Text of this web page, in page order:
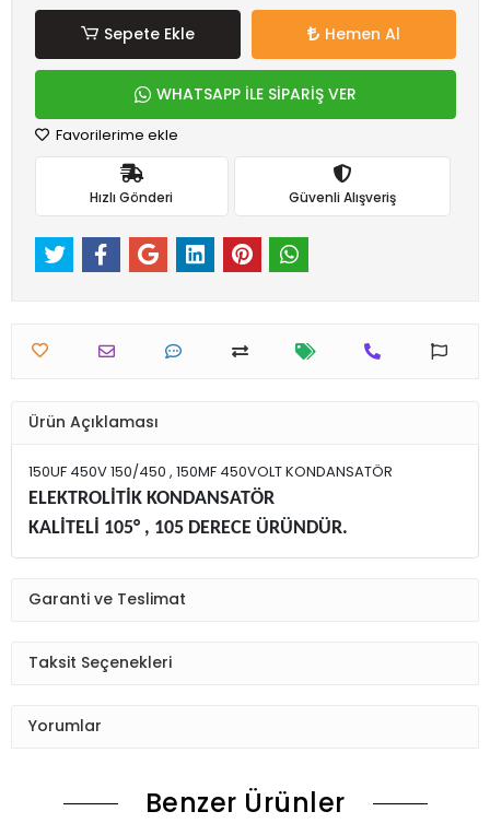
Sepete Ekle Hemen Al
WHATSAPP İLE SİPARİŞ VER
Favorilerime ekle
Hızlı Gönderi Güvenli Alışveriş
Ürün Açıklaması
150UF 450V 150/450 , 150MF 450VOLT KONDANSATÖR
ELEKTROLİTİK KONDANSATÖR
KALİTELİ 105° , 105 DERECE ÜRÜNDÜR.
Garanti ve Teslimat
Taksit Seçenekleri
Yorumlar
Benzer Ürünler